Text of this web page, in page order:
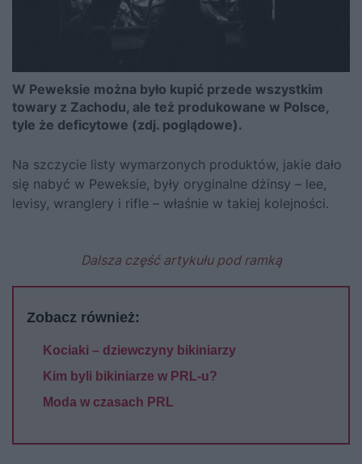
W Peweksie można było kupić przede wszystkim
towary z Zachodu, ale też produkowane w Polsce,
tyle że deficytowe (zdj. poglądowe).
Na szczycie listy wymarzonych produktów, jakie dało
się nabyć w Peweksie, były oryginalne dżinsy – lee,
levisy, wranglery i rifle – właśnie w takiej kolejności.
Dalsza część artykułu pod ramką
Zobacz również:
Kociaki – dziewczyny bikiniarzy
Kim byli bikiniarze w PRL-u?
Moda w czasach PRL